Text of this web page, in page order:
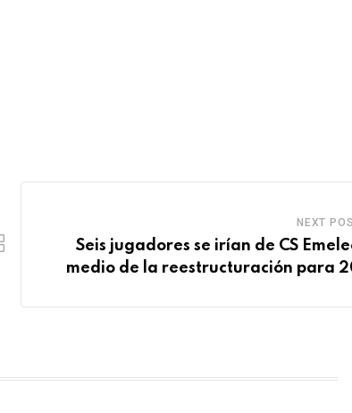
NEXT
Seis jugadores se irían de CS
medio de la reestructuración para